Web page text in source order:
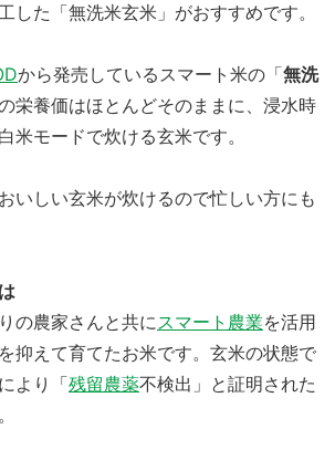
した「無洗米玄米」がおすすめです。
から発売しているスマート米の「無洗
栄養価はほとんどそのままに、浸水時
米モードで炊ける玄米です。
いしい玄米が炊けるので忙しい方にも
の農家さんと共にスマート農業を活用
抑えて育てたお米です。玄米の状態で
より「残留農薬不検出」と証明された